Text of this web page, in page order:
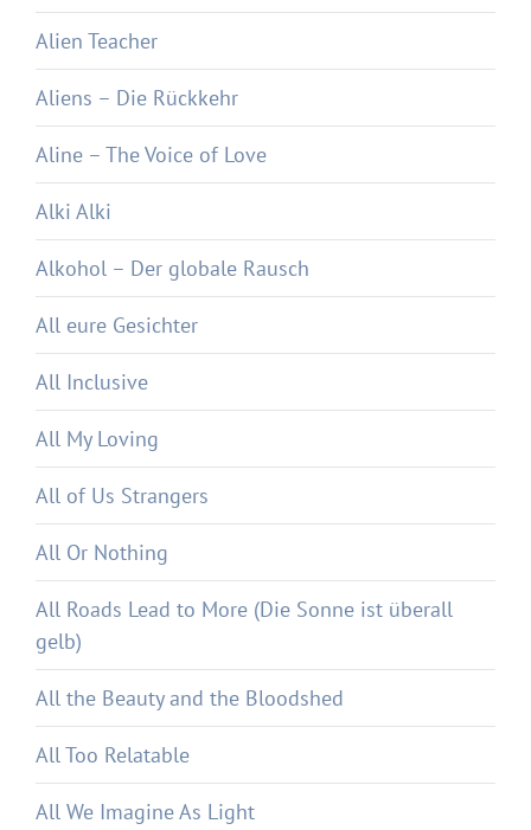
Alien Teacher
Aliens – Die Rückkehr
Aline – The Voice of Love
Alki Alki
Alkohol – Der globale Rausch
All eure Gesichter
All Inclusive
All My Loving
All of Us Strangers
All Or Nothing
All Roads Lead to More (Die Sonne ist überall
gelb)
All the Beauty and the Bloodshed
All Too Relatable
All We Imagine As Light